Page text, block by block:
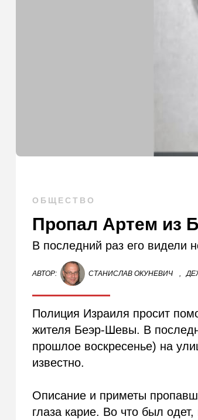
ОБЩЕСТВО
Пропал Артем из
В последний раз его видели
АВТОР: СТАНИСЛАВ ОКУНЕВИЧ ,
Полиция Израиля просит
жителя Беэр-Шевы. В
прошлое воскресенье) на
известно.
Описание и приметы
глаза карие. Во что был одет,